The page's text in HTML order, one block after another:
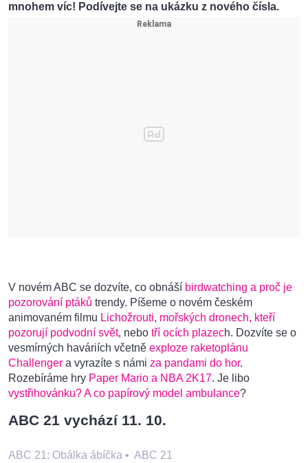
mnohem víc! Podívejte se na ukázku z nového čísla.
V novém ABC se dozvíte, co obnáší birdwatching a proč je
pozorování ptáků trendy. Píšeme o novém českém
animovaném filmu Lichožrouti, mořských dronech, kteří
pozorují podvodní svět, nebo tří ocích plazech. Dozvíte se o
vesmírných haváriích včetně exploze raketoplánu
Challenger a vyrazíte s námi za pandami do hor.
Rozebíráme hry Paper Mario a NBA 2K17. Je libo
vystřihovánku? A co papírový model ambulance?
ABC 21 vychází 11. 10.
ABC 21: Obálka ábíčka • ABC 21